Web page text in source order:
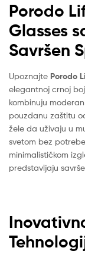
Porodo
Glasses
Savršen
Upoznajte Porodo
elegantnoj crnoj
kombinuju
pouzdanu zaštitu
žele da uživaju u
svetom bez
minimalističkom
predstavljaju